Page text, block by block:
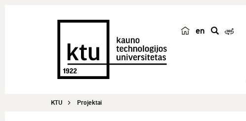
en
KTU Projektai